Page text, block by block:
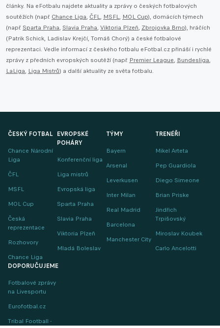
články. Na eFotbalu najdete aktuality a zprávy o českých fotbalových
soutěžích (např. Chance Liga, ČFL, MSFL, MOL Cup), domácích týmech
(např. Sparta Praha, Slavia Praha, Viktoria Plzeň, Zbrojovka Brno), hráčích
(Patrik Schick, Ladislav Krejčí, Tomáš Chorý) a české fotbalové
reprezentaci. Vedle informací z českého fotbalu eFotbal.cz přináší i rychlé
zprávy z předních evropských soutěží (např. Premier League, Bundesliga,
LaLiga, Liga Mistrů) a další aktuality ze světa fotbalu.
ČESKÝ FOTBAL
Chance Národní
Liga
ČFL
MSFL
MOL Cup
Česká
reprezentace
Rozhovory
Chance Liga
EVROPSKÉ
POHÁRY
Konferenční liga
Liga mistrů
Evropská liga
Sparta Praha
Slavia Praha
Viktoria Plzeň
Mladá Boleslav
TÝMY
Bayern
Arsenal
Leverkusen
Inter Milan
Real Madrid
Barcelona
Manchester City
TRENÉŘI
Mikel Arteta
Pep Guardiola
Diego Simeone
Brian Priske
Jindřich
Trpišovský
Miroslav Koubek
Carlo Ancelotti
DOPORUČUJEME
Fotbalové zprávy
na Livesportu
Eurofotbal.cz
Tribal Football -